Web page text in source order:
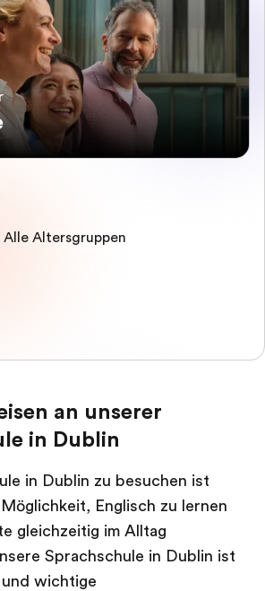
Alle Altersgruppen
an unserer
in Dublin
in Dublin zu besuchen ist
Englisch zu lernen
gleichzeitig im Alltag
Sprachschule in Dublin ist
wichtige